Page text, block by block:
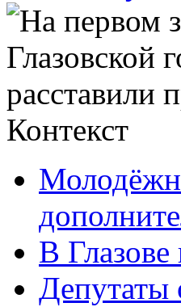
Контекст
В
Депутаты